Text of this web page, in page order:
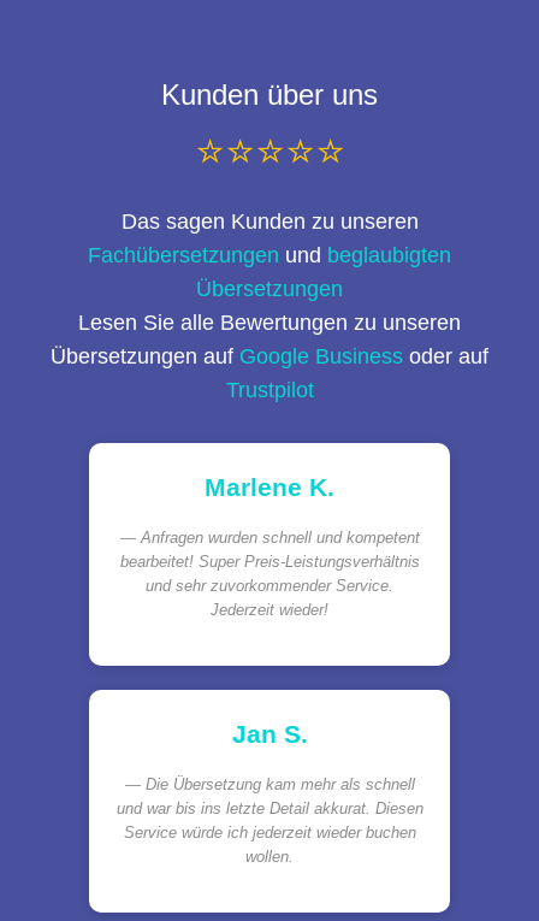
Kunden über uns
⭐⭐⭐⭐⭐
Das sagen Kunden zu unseren
Fachübersetzungen und beglaubigten
Übersetzungen
Lesen Sie alle Bewertungen zu unseren
Übersetzungen auf Google Business oder auf
Trustpilot
Marlene K.
Anfragen wurden schnell und kompetent
bearbeitet! Super Preis-Leistungsverhältnis
und sehr zuvorkommender Service.
Jederzeit wieder!
Jan S.
Die Übersetzung kam mehr als schnell
und war bis ins letzte Detail akkurat. Diesen
Service würde ich jederzeit wieder buchen
wollen.